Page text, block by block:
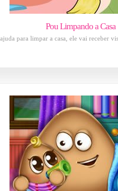
Pou Limpando a Casa
para limpar a casa, ele vai receber